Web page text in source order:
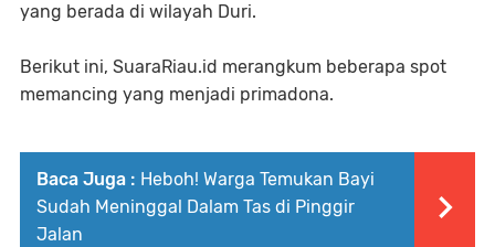
yang berada di wilayah Duri.
Berikut ini, SuaraRiau.id merangkum beberapa spot
memancing yang menjadi primadona.
Baca Juga : Heboh! Warga Temukan Bayi
Sudah Meninggal Dalam Tas di Pinggir
Jalan